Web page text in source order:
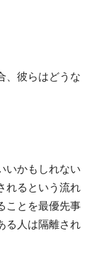
、彼らはどうな
いかもしれない
れるという流れ
ことを最優先事
る人は隔離され